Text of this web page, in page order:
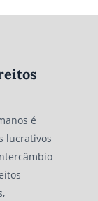
é
lucrativos